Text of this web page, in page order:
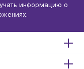
информацию о